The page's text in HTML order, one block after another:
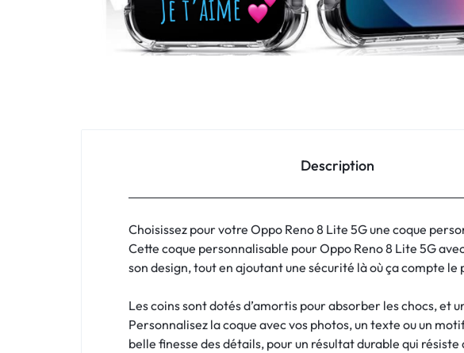
Realme
Description
Choisissez pour votre Oppo Reno 8 Lite 5G une coque
Cette coque personnalisable pour Oppo Reno 8 Lite 5G
son design, tout en ajoutant une sécurité là où ça compte le
Les coins sont dotés d’amortis pour absorber les chocs, et
Personnalisez la coque avec vos photos, un texte ou un
belle finesse des détails, pour un résultat durable qui résiste